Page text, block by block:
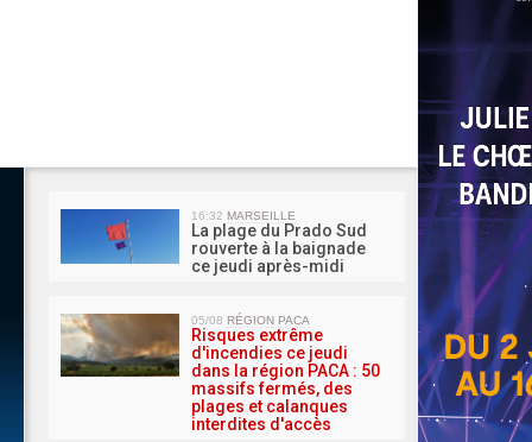
MA
16:32 MARSEILLE
La plage du Prado Sud
rouverte à la baignade
ce jeudi après-midi
05/08 RÉGION PACA
Risques extrême
d'incendies ce jeudi
dans la région PACA : 50
massifs fermés, des
plages et calanques
interdites d'accès